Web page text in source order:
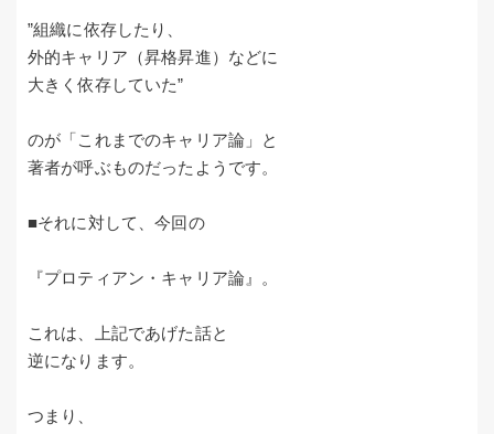
”組織に依存したり、
外的キャリア（昇格昇進）などに
大きく依存していた”
のが「これまでのキャリア論」と
著者が呼ぶものだったようです。
■それに対して、今回の
『プロティアン・キャリア論』。
これは、上記であげた話と
逆になります。
つまり、